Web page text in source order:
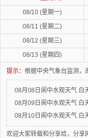
08/10 (星期一)
08/11 (星期二)
08/12 (星期三)
08/13 (星期四)
提示： 根据中央气象台监测，
08月08日阆中水观天气 白
08月09日阆中水观天气 白
08月10日阆中水观天气 白
欢迎大家转载和分享给，分享